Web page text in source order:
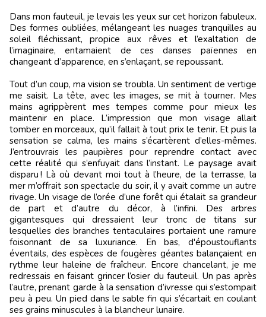
Dans mon fauteuil, je levais les yeux sur cet horizon fabuleux.
Des formes oubliées, mélangeant les nuages tranquilles au
soleil fléchissant, propice aux rêves et l’exaltation de
l’imaginaire, entamaient de ces danses païennes en
changeant d’apparence, en s’enlaçant, se repoussant.
Tout d’un coup, ma vision se troubla. Un sentiment de vertige
me saisit. La tête, avec les images, se mit à tourner. Mes
mains agrippèrent mes tempes comme pour mieux les
maintenir en place. L’impression que mon visage allait
tomber en morceaux, qu’il fallait à tout prix le tenir. Et puis la
sensation se calma, les mains s’écartèrent d’elles-mêmes.
J’entrouvrais les paupières pour reprendre contact avec
cette réalité qui s’enfuyait dans l’instant. Le paysage avait
disparu ! Là où devant moi tout à l’heure, de la terrasse, la
mer m’offrait son spectacle du soir, il y avait comme un autre
rivage. Un visage de l’orée d’une forêt qui étalait sa grandeur
de part et d’autre du décor, à l’infini. Des arbres
gigantesques qui dressaient leur tronc de titans sur
lesquelles des branches tentaculaires portaient une ramure
foisonnant de sa luxuriance. En bas, d'époustouflants
éventails, des espèces de fougères géantes balançaient en
rythme leur haleine de fraîcheur. Encore chancelant, je me
redressais en faisant grincer l’osier du fauteuil. Un pas après
l’autre, prenant garde à la sensation d’ivresse qui s’estompait
peu à peu. Un pied dans le sable fin qui s’écartait en coulant
ses grains minuscules à la blancheur lunaire.